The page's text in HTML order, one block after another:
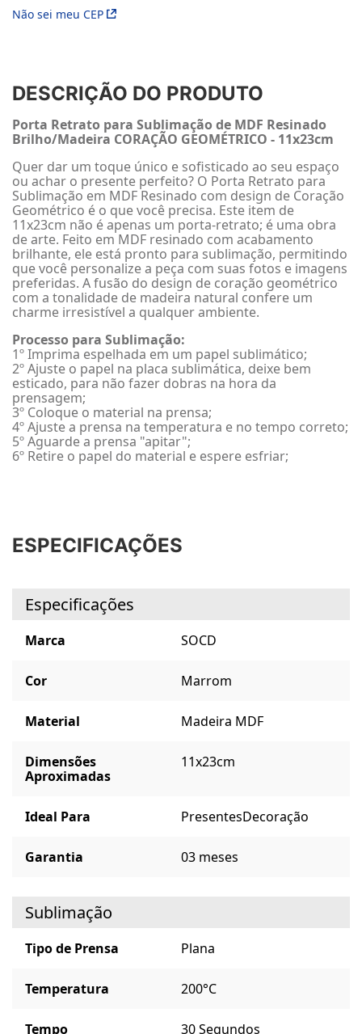
Não sei meu CEP
DESCRIÇÃO DO PRODUTO
Porta Retrato para Sublimação de MDF Resinado
Brilho/Madeira CORAÇÃO GEOMÉTRICO - 11x23cm
Quer dar um toque único e sofisticado ao seu espaço
ou achar o presente perfeito? O Porta Retrato para
Sublimação em MDF Resinado com design de Coração
Geométrico é o que você precisa. Este item de
11x23cm não é apenas um porta-retrato; é uma obra
de arte. Feito em MDF resinado com acabamento
brilhante, ele está pronto para sublimação, permitindo
que você personalize a peça com suas fotos e imagens
preferidas. A fusão do design de coração geométrico
com a tonalidade de madeira natural confere um
charme irresistível a qualquer ambiente.
Processo para Sublimação:
1º Imprima espelhada em um papel sublimático;
2º Ajuste o papel na placa sublimática, deixe bem
esticado, para não fazer dobras na hora da
prensagem;
3º Coloque o material na prensa;
4º Ajuste a prensa na temperatura e no tempo correto;
5º Aguarde a prensa "apitar";
6º Retire o papel do material e espere esfriar;
ESPECIFICAÇÕES
Especificações
Marca SOCD
Cor Marrom
Material Madeira MDF
Dimensões
Aproximadas
11x23cm
Ideal Para PresentesDecoração
Garantia 03 meses
Sublimação
Tipo de Prensa Plana
Temperatura 200°C
Tempo 30 Segundos